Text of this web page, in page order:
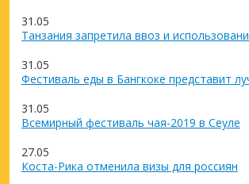
31.05
Танзания запретила ввоз и
31.05
Фестиваль еды в Бангкоке представит
31.05
Всемирный фестиваль чая-2019 в Сеуле
27.05
Коста-Рика отменила визы для россиян